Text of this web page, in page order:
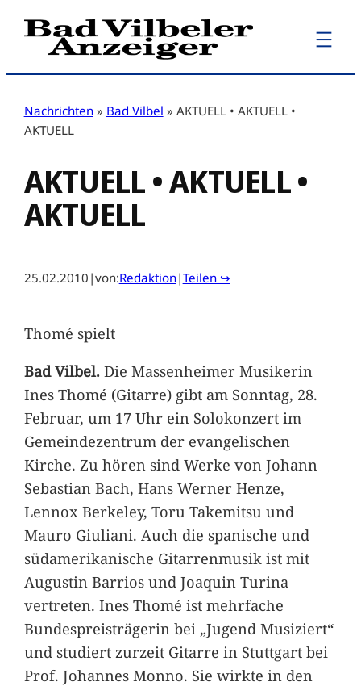
Zum
Inhalt
Nachrichten » Bad Vilbel » AKTUELL • AKTUELL •
AKTUELL
AKTUELL • AKTUELL •
AKTUELL
25.02.2010 |von:Redaktion|Teilen ↪
Thomé spielt
Bad Vilbel.Die Massenheimer Musikerin
Ines Thomé (Gitarre) gibt am Sonntag, 28.
Februar, um 17 Uhr ein Solokonzert im
Gemeindezentrum der evangelischen
Kirche. Zu hören sind Werke von Johann
Sebastian Bach, Hans Werner Henze,
Lennox Berkeley, Toru Takemitsu und
Mauro Giuliani. Auch die spanische und
südamerikanische Gitarrenmusik ist mit
Augustin Barrios und Joaquin Turina
vertreten. Ines Thomé ist mehrfache
Bundespreisträgerin bei „Jugend Musiziert“
und studiert zurzeit Gitarre in Stuttgart bei
Prof. Johannes Monno. Sie wirkte in den